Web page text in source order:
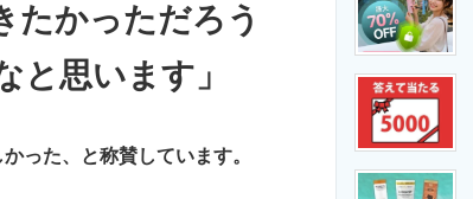
IT製品の技術・比較・事例 製造業のIT導入・活用を支援
エネルギーの専門メディア
かっただろう
と思います」
った、と称賛しています。